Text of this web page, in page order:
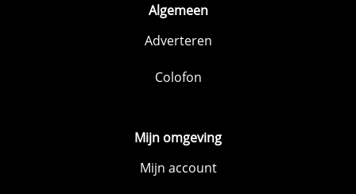
Algemeen
Adverteren
Colofon
Mijn omgeving
Mijn account